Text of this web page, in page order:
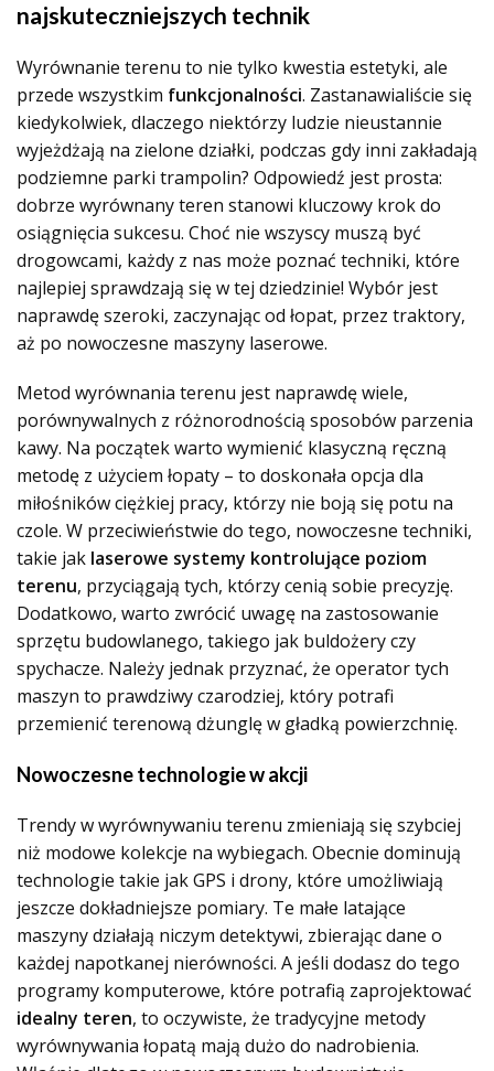
najskuteczniejszych technik
Wyrównanie terenu to nie tylko kwestia estetyki, ale
przede wszystkim funkcjonalności. Zastanawialiście się
kiedykolwiek, dlaczego niektórzy ludzie nieustannie
wyjeżdżają na zielone działki, podczas gdy inni zakładają
podziemne parki trampolin? Odpowiedź jest prosta:
dobrze wyrównany teren stanowi kluczowy krok do
osiągnięcia sukcesu. Choć nie wszyscy muszą być
drogowcami, każdy z nas może poznać techniki, które
najlepiej sprawdzają się w tej dziedzinie! Wybór jest
naprawdę szeroki, zaczynając od łopat, przez traktory,
aż po nowoczesne maszyny laserowe.
Metod wyrównania terenu jest naprawdę wiele,
porównywalnych z różnorodnością sposobów parzenia
kawy. Na początek warto wymienić klasyczną ręczną
metodę z użyciem łopaty – to doskonała opcja dla
miłośników ciężkiej pracy, którzy nie boją się potu na
czole. W przeciwieństwie do tego, nowoczesne techniki,
takie jak laserowe systemy kontrolujące poziom
terenu, przyciągają tych, którzy cenią sobie precyzję.
Dodatkowo, warto zwrócić uwagę na zastosowanie
sprzętu budowlanego, takiego jak buldożery czy
spychacze. Należy jednak przyznać, że operator tych
maszyn to prawdziwy czarodziej, który potrafi
przemienić terenową dżunglę w gładką powierzchnię.
Nowoczesne technologie w akcji
Trendy w wyrównywaniu terenu zmieniają się szybciej
niż modowe kolekcje na wybiegach. Obecnie dominują
technologie takie jak GPS i drony, które umożliwiają
jeszcze dokładniejsze pomiary. Te małe latające
maszyny działają niczym detektywi, zbierając dane o
każdej napotkanej nierówności. A jeśli dodasz do tego
programy komputerowe, które potrafią zaprojektować
idealny teren, to oczywiste, że tradycyjne metody
wyrównywania łopatą mają dużo do nadrobienia.